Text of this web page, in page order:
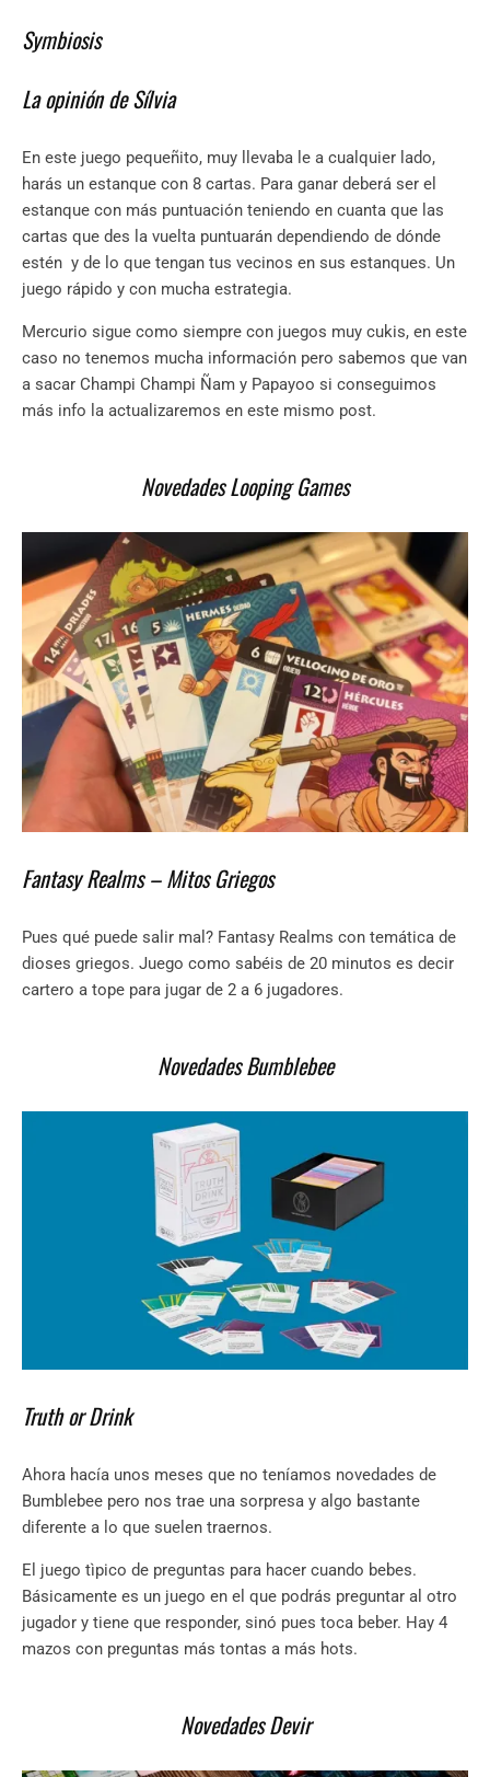
Symbiosis
La opinión de Sílvia
En este juego pequeñito, muy llevaba le a cualquier lado,
harás un estanque con 8 cartas. Para ganar deberá ser el
estanque con más puntuación teniendo en cuanta que las
cartas que des la vuelta puntuarán dependiendo de dónde
estén y de lo que tengan tus vecinos en sus estanques. Un
juego rápido y con mucha estrategia.
Mercurio sigue como siempre con juegos muy cukis, en este
caso no tenemos mucha información pero sabemos que van
a sacar Champi Champi Ñam y Papayoo si conseguimos
más info la actualizaremos en este mismo post.
Novedades Looping Games
Fantasy Realms – Mitos Griegos
Pues qué puede salir mal? Fantasy Realms con temática de
dioses griegos. Juego como sabéis de 20 minutos es decir
cartero a tope para jugar de 2 a 6 jugadores.
Novedades Bumblebee
Truth or Drink
Ahora hacía unos meses que no teníamos novedades de
Bumblebee pero nos trae una sorpresa y algo bastante
diferente a lo que suelen traernos.
El juego tìpico de preguntas para hacer cuando bebes.
Básicamente es un juego en el que podrás preguntar al otro
jugador y tiene que responder, sinó pues toca beber. Hay 4
mazos con preguntas más tontas a más hots.
Novedades Devir